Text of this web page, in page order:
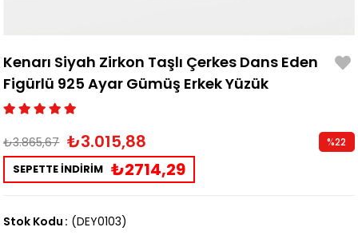
Kenarı Siyah Zirkon Taşlı Çerkes Dans Eden
Figürlü 925 Ayar Gümüş Erkek Yüzük
₺3.865,67 ₺3.015,88
SEPETTE İNDİRİM ₺2714,29
%22
Stok Kodu (DEY0103)